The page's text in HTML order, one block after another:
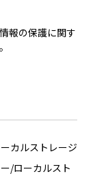
報の保護に関す
カルストレージ
/ローカルスト